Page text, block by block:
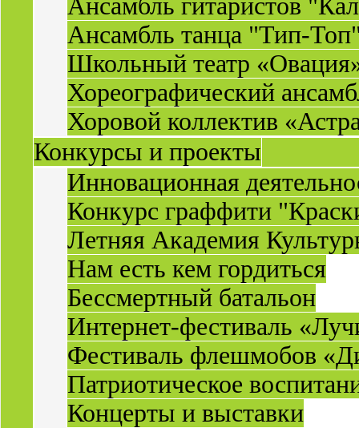
Ансамбль гитаристов
Ансамбль танца "Тип-
Школьный театр
Хореографический
Хоровой коллектив
Конкурсы и проекты
Инновационная
Конкурс граффити
Летняя Академия
Нам есть кем гордиться
Бессмертный батальон
Интернет-фестиваль
Фестиваль флешмобов
Патриотическое
Концерты и выставки